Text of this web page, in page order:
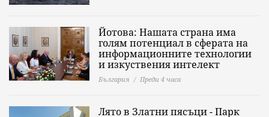
Йотова: Нашата страна има
голям потенциал в сферата на
информационните технологии
и изкуствения интелект
България Преди 4 часа
Лято в Златни пясъци - Парк